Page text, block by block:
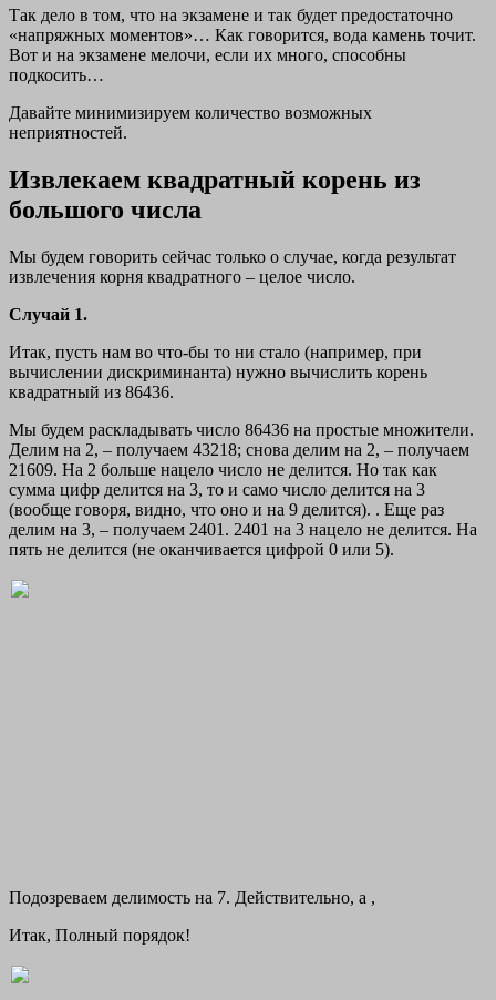
Так дело в том, что на экзамене и так будет предостаточно
«напряжных моментов»… Как говорится, вода камень точит.
Вот и на экзамене мелочи, если их много, способны
подкосить…
Давайте минимизируем количество возможных
неприятностей.
Извлекаем квадратный корень из
большого числа
Мы будем говорить сейчас только о случае, когда результат
извлечения корня квадратного – целое число.
Случай 1.
Итак, пусть нам во что-бы то ни стало (например, при
вычислении дискриминанта) нужно вычислить корень
квадратный из 86436.
Мы будем раскладывать число 86436 на простые множители.
Делим на 2, – получаем 43218; снова делим на 2, – получаем
21609. На 2 больше нацело число не делится. Но так как
сумма цифр делится на 3, то и само число делится на 3
(вообще говоря, видно, что оно и на 9 делится). . Еще раз
делим на 3, – получаем 2401. 2401 на 3 нацело не делится. На
пять не делится (не оканчивается цифрой 0 или 5).
Подозреваем делимость на 7. Действительно, а ,
Итак, Полный порядок!